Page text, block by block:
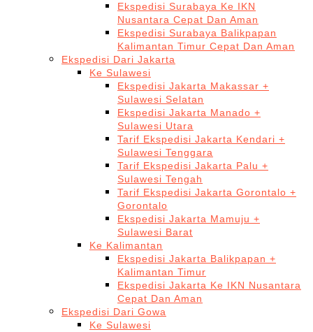
Ekspedisi Surabaya Ke IKN
Nusantara Cepat Dan Aman
Ekspedisi Surabaya Balikpapan
Kalimantan Timur Cepat Dan Aman
Ekspedisi Dari Jakarta
Ke Sulawesi
Ekspedisi Jakarta Makassar +
Sulawesi Selatan
Ekspedisi Jakarta Manado +
Sulawesi Utara
Tarif Ekspedisi Jakarta Kendari +
Sulawesi Tenggara
Tarif Ekspedisi Jakarta Palu +
Sulawesi Tengah
Tarif Ekspedisi Jakarta Gorontalo +
Gorontalo
Ekspedisi Jakarta Mamuju +
Sulawesi Barat
Ke Kalimantan
Ekspedisi Jakarta Balikpapan +
Kalimantan Timur
Ekspedisi Jakarta Ke IKN Nusantara
Cepat Dan Aman
Ekspedisi Dari Gowa
Ke Sulawesi